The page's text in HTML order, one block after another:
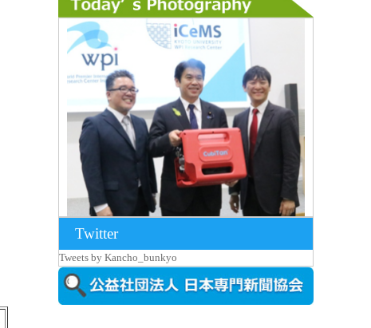
京都大iCeMS等を視察した松本文部科学
大...
Twitter
Tweets by Kancho_bunkyo